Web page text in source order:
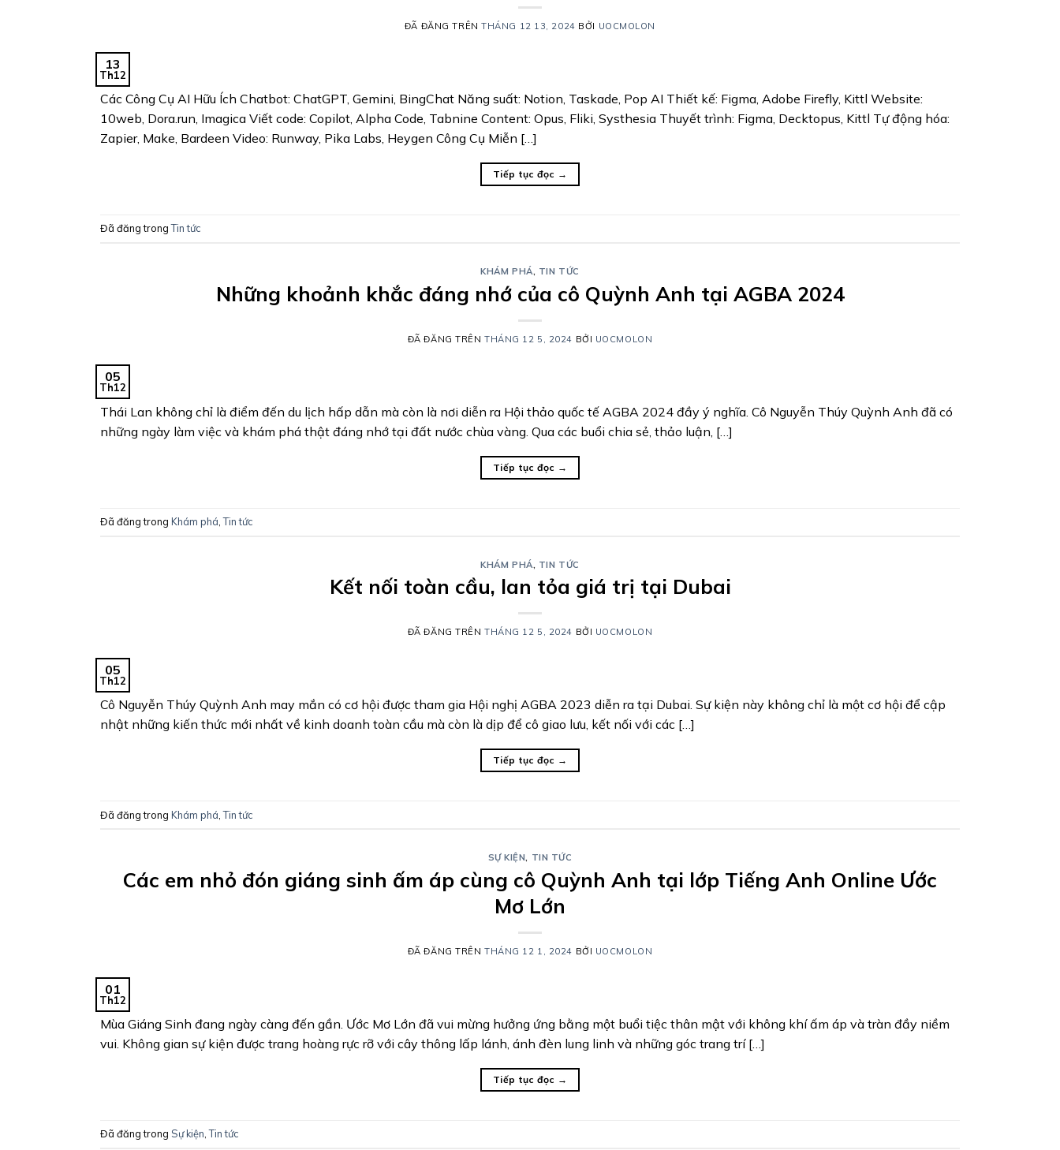
ĐÃ ĐĂNG TRÊNTHÁNG 12 13, 2024 BỞI UOCMOLON
13
Th12
Các Công Cụ AI Hữu Ích Chatbot: ChatGPT, Gemini, BingChat Năng suất: Notion, Taskade, Pop AI Thiết kế: Figma, Adobe Firefly, Kittl Website:
10web, Dora.run, Imagica Viết code: Copilot, Alpha Code, Tabnine Content: Opus, Fliki, Systhesia Thuyết trình: Figma, Decktopus, Kittl Tự động hóa:
Zapier, Make, Bardeen Video: Runway, Pika Labs, Heygen Công Cụ Miễn […]
Tiếp tục đọc →
Đã đăng trongTin tức
KHÁM PHÁ, TIN TỨC
Những khoảnh khắc đáng nhớ của cô Quỳnh Anh tại AGBA 2024
ĐÃ ĐĂNG TRÊN THÁNG 12 5, 2024 BỞI UOCMOLON
05
Th12
Thái Lan không chỉ là điểm đến du lịch hấp dẫn mà còn là nơi diễn ra Hội thảo quốc tế AGBA 2024 đầy ý nghĩa. Cô Nguyễn Thúy Quỳnh Anh đã có
những ngày làm việc và khám phá thật đáng nhớ tại đất nước chùa vàng. Qua các buổi chia sẻ, thảo luận, […]
Tiếp tục đọc →
Đã đăng trong Khám phá ,Tin tức
KHÁM PHÁ, TIN TỨC
Kết nối toàn cầu, lan tỏa giá trị tại Dubai
ĐÃ ĐĂNG TRÊN THÁNG 12 5, 2024 BỞI UOCMOLON
05
Th12
Cô Nguyễn Thúy Quỳnh Anh may mắn có cơ hội được tham gia Hội nghị AGBA 2023 diễn ra tại Dubai. Sự kiện này không chỉ là một cơ hội để cập
nhật những kiến thức mới nhất về kinh doanh toàn cầu mà còn là dịp để cô giao lưu, kết nối với các […]
Tiếp tục đọc →
Đã đăng trong Khám phá ,Tin tức
SỰ KIỆN, TIN TỨC
Các em nhỏ đón giáng sinh ấm áp cùng cô Quỳnh Anh tại lớp Tiếng Anh Online Ước
Mơ Lớn
ĐÃ ĐĂNG TRÊN THÁNG 12 1, 2024 BỞI UOCMOLON
01
Th12
Mùa Giáng Sinh đang ngày càng đến gần. Ước Mơ Lớn đã vui mừng hưởng ứng bằng một buổi tiệc thân mật với không khí ấm áp và tràn đầy niềm
vui. Không gian sự kiện được trang hoàng rực rỡ với cây thông lấp lánh, ánh đèn lung linh và những góc trang trí […]
Tiếp tục đọc →
Đã đăng trong Sự kiện,Tin tức